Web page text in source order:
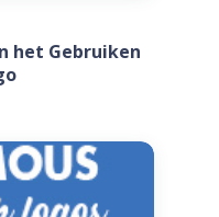
het Gebruiken